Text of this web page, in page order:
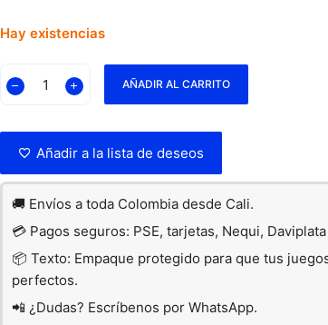
Hay existencias
AÑADIR AL CARRITO
Añadir a la lista de deseos
🚚 Envíos a toda Colombia desde Cali.
💳 Pagos seguros: PSE, tarjetas, Nequi,
📦 Texto: Empaque protegido para que tus
perfectos.
📲 ¿Dudas? Escríbenos por WhatsApp.